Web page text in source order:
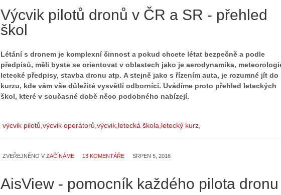
Výcvik pilotů dronů v ČR a SR - přehled
škol
Létání s dronem je komplexní činnost a pokud chcete létat bezpečně a podle
předpisů, měli byste se orientovat v oblastech jako je aerodynamika,
letecké předpisy, stavba dronu atp. A stejně jako s řízením auta, je rozumné jít do
kurzu, kde vám vše důležité vysvětlí odborníci. Uvádíme proto přehled leteckých
škol, které v současné době něco podobného nabízejí.
výcvik pilotů výcvik operátorů výcvik letecká škola letecký kurz
ZVEŘEJNĚNO V ZAČÍNÁME 13 KOMENTÁŘE SRPEN 5, 2016
AisView - pomocník každého pilota dronu